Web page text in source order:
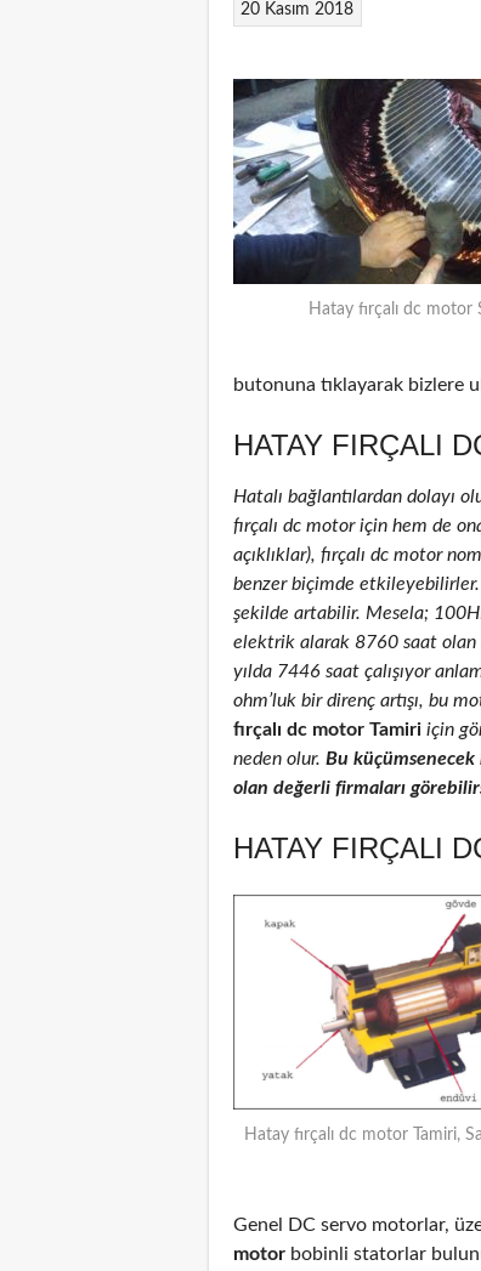
20 Kasım 2018
Hatay fırçalı dc motor
butonuna tıklayarak bizlere
HATAY FIRÇALI
Hatalı bağlantılardan dolayı
fırçalı dc motor için hem de
açıklıklar), fırçalı dc motor
benzer biçimde
şekilde artabilir. Mesela;
elektrik alarak 8760 saat olan
yılda 7446 saat çalışıyor
ohm’luk bir direnç artışı, bu
fırçalı dc motor Tamiri için
neden olur. Bu
olan değerli firmaları
HATAY FIRÇALI
Hatay fırçalı dc motor Tamiri,
Genel DC servo motorlar,
motor bobinli statorlar